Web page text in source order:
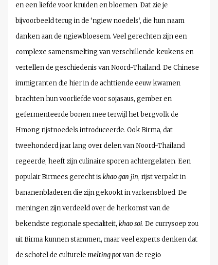
en een liefde voor kruiden en bloemen. Dat zie je
bijvoorbeeld terug in de ‘ngiew noedels’, die hun naam
danken aan de ngiewbloesem. Veel gerechten zijn een
complexe samensmelting van verschillende keukens en
vertellen de geschiedenis van Noord-Thailand. De Chinese
immigranten die hier in de achttiende eeuw kwamen
brachten hun voorliefde voor sojasaus, gember en
gefermenteerde bonen mee terwijl het bergvolk de
Hmong rijstnoedels introduceerde. Ook Birma, dat
tweehonderd jaar lang over delen van Noord-Thailand
regeerde, heeft zijn culinaire sporen achtergelaten. Een
populair Birmees gerecht is khao gan jin, rijst verpakt in
bananenbladeren die zijn gekookt in varkensbloed. De
meningen zijn verdeeld over de herkomst van de
bekendste regionale specialiteit, khao soi. De currysoep zou
uit Birma kunnen stammen, maar veel experts denken dat
de schotel de culturele melting potvan de regio